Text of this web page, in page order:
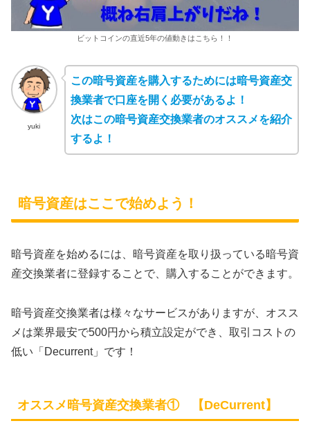
ビットコインの直近5年の値動きはこちら！！
yuki
この暗号資産を購入するためには暗号資産交
換業者で口座を開く必要があるよ！
次はこの暗号資産交換業者のオススメを紹介
するよ！
暗号資産はここで始めよう！
暗号資産を始めるには、暗号資産を取り扱っている暗号資
産交換業者に登録することで、購入することができます。
暗号資産交換業者は様々なサービスがありますが、オスス
メは業界最安で500円から積立設定ができ、取引コストの
低い「Decurrent」です！
オススメ暗号資産交換業者① 【DeCurrent】